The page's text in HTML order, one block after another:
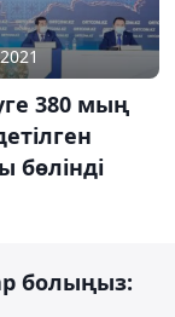
380 мың
бөлінді
болыңыз: